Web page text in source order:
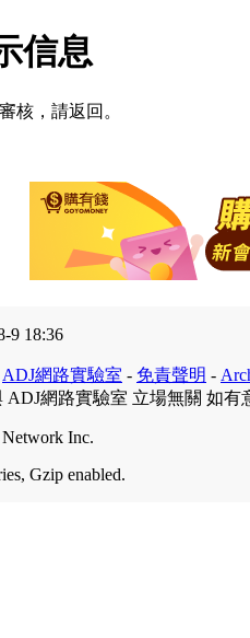
信息
核，請返回。
9 18:36
ADJ網路實驗室 - 免責聲明 -
網路實驗室 立場無關 如有
Inc.
Gzip enabled.